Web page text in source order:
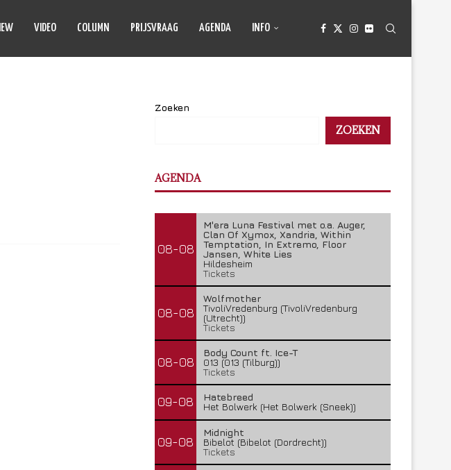
VIDEO COLUMN PRIJSVRAAG AGENDA INFO
Zoeken
ZOEKEN
AGENDA
08-08
M'era Luna Festival met o.a. Auger,
Clan Of Xymox, Xandria, Within
Temptation, In Extremo, Floor
Jansen, White Lies
Hildesheim
Tickets
08-08
Wolfmother
TivoliVredenburg (TivoliVredenburg
(Utrecht))
Tickets
08-08
Body Count ft. Ice-T
013 (013 (Tilburg))
Tickets
09-08
Hatebreed
Het Bolwerk (Het Bolwerk (Sneek))
09-08
Midnight
Bibelot (Bibelot (Dordrecht))
Tickets